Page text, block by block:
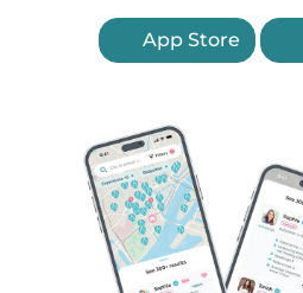
App Store